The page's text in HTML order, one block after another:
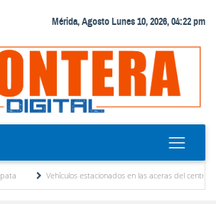
Mérida, Agosto Lunes 10, 2026, 04:22 pm
Vehículos estacionados en las aceras del centro de Mérida